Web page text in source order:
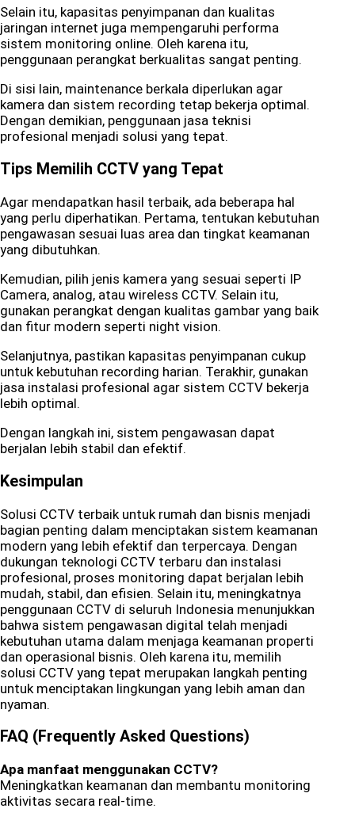
Selain itu, kapasitas penyimpanan dan kualitas
jaringan internet juga mempengaruhi performa
sistem monitoring online. Oleh karena itu,
penggunaan perangkat berkualitas sangat penting.
Di sisi lain, maintenance berkala diperlukan agar
kamera dan sistem recording tetap bekerja optimal.
Dengan demikian, penggunaan jasa teknisi
profesional menjadi solusi yang tepat.
Tips Memilih CCTV yang Tepat
Agar mendapatkan hasil terbaik, ada beberapa hal
yang perlu diperhatikan. Pertama, tentukan kebutuhan
pengawasan sesuai luas area dan tingkat keamanan
yang dibutuhkan.
Kemudian, pilih jenis kamera yang sesuai seperti IP
Camera, analog, atau wireless CCTV. Selain itu,
gunakan perangkat dengan kualitas gambar yang baik
dan fitur modern seperti night vision.
Selanjutnya, pastikan kapasitas penyimpanan cukup
untuk kebutuhan recording harian. Terakhir, gunakan
jasa instalasi profesional agar sistem CCTV bekerja
lebih optimal.
Dengan langkah ini, sistem pengawasan dapat
berjalan lebih stabil dan efektif.
Kesimpulan
Solusi CCTV terbaik untuk rumah dan bisnis menjadi
bagian penting dalam menciptakan sistem keamanan
modern yang lebih efektif dan terpercaya. Dengan
dukungan teknologi CCTV terbaru dan instalasi
profesional, proses monitoring dapat berjalan lebih
mudah, stabil, dan efisien. Selain itu, meningkatnya
penggunaan CCTV di seluruh Indonesia menunjukkan
bahwa sistem pengawasan digital telah menjadi
kebutuhan utama dalam menjaga keamanan properti
dan operasional bisnis. Oleh karena itu, memilih
solusi CCTV yang tepat merupakan langkah penting
untuk menciptakan lingkungan yang lebih aman dan
nyaman.
FAQ (Frequently Asked Questions)
Apa manfaat menggunakan CCTV?
Meningkatkan keamanan dan membantu monitoring
aktivitas secara real-time.